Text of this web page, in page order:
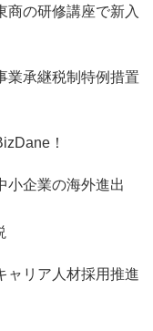
座で新入
制特例措置
！
海外進出
材採用推進